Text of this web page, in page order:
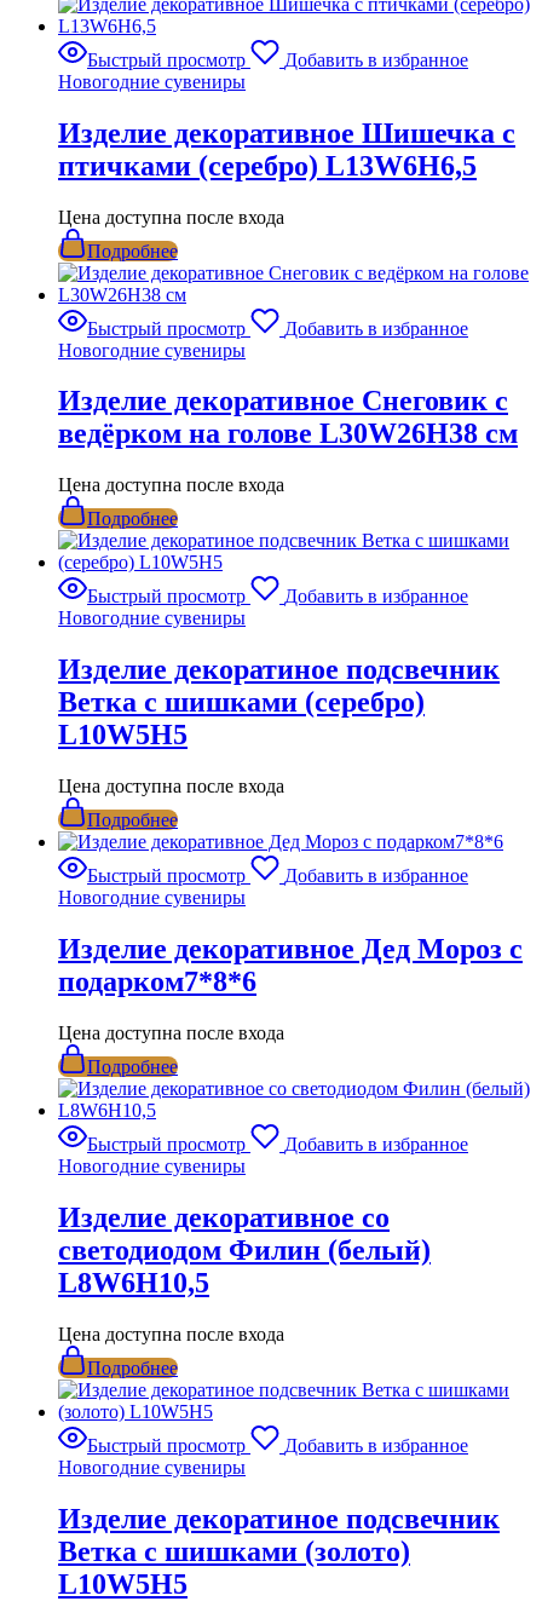
Быстрый просмотр
Добавить в избранное
Новогодние сувениры
Изделие декоративное Шишечка с
птичками (серебро) L13W6H6,5
Цена доступна после входа
Подробнее
Быстрый просмотр
Добавить в избранное
Новогодние сувениры
Изделие декоративное Снеговик с
ведёрком на голове L30W26H38 см
Цена доступна после входа
Подробнее
Быстрый просмотр
Добавить в избранное
Новогодние сувениры
Изделие декоратиное подсвечник
Ветка с шишками (серебро)
L10W5H5
Цена доступна после входа
Подробнее
Быстрый просмотр
Добавить в избранное
Новогодние сувениры
Изделие декоративное Дед Мороз с
подарком7*8*6
Цена доступна после входа
Подробнее
Быстрый просмотр
Добавить в избранное
Новогодние сувениры
Изделие декоративное со
светодиодом Филин (белый)
L8W6H10,5
Цена доступна после входа
Подробнее
Быстрый просмотр
Добавить в избранное
Новогодние сувениры
Изделие декоратиное подсвечник
Ветка с шишками (золото)
L10W5H5